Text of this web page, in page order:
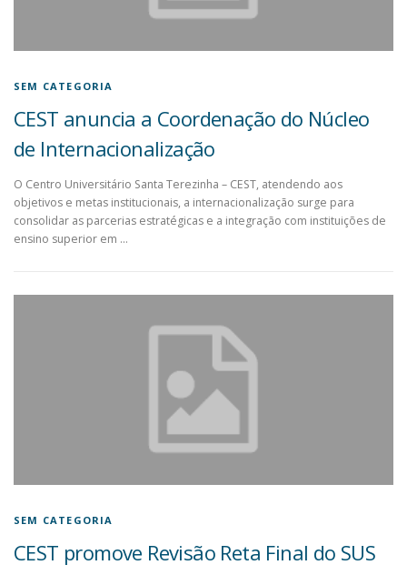
SEM CATEGORIA
CEST anuncia a Coordenação do Núcleo
de Internacionalização
O Centro Universitário Santa Terezinha – CEST, atendendo aos
objetivos e metas institucionais, a internacionalização surge para
consolidar as parcerias estratégicas e a integração com instituições de
ensino superior em …
SEM CATEGORIA
CEST promove Revisão Reta Final do SUS